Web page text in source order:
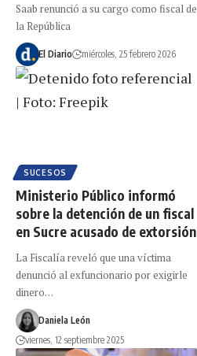
Saab renunció a su cargo como fiscal de
la República
El Diario miércoles, 25 febrero 2026
SUCESOS
Ministerio Público informó
sobre la detención de un fiscal
en Sucre acusado de extorsión
La Fiscalía reveló que una víctima
denunció al exfuncionario por exigirle
dinero…
Daniela León
viernes, 12 septiembre 2025